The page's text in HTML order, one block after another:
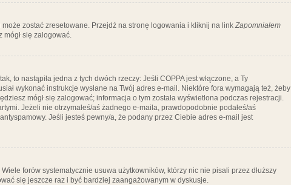
zostać zresetowane. Przejdź na stronę logowania i kliknij na link Zapomniałem
mógł się zalogować.
to nastąpiła jedna z tych dwóch rzeczy: Jeśli COPPA jest włączone, a Ty
wykonać instrukcje wysłane na Twój adres e-mail. Niektóre fora wymagają też, żeby
mógł się zalogować; informacja o tym została wyświetlona podczas rejestracji.
Jeżeli nie otrzymałeś/aś żadnego e-maila, prawdopodobnie podałeś/aś
Jeśli jesteś pewny/a, że podany przez Ciebie adres e-mail jest
forów systematycznie usuwa użytkowników, którzy nic nie pisali przez dłuższy
się jeszcze raz i być bardziej zaangażowanym w dyskusje.